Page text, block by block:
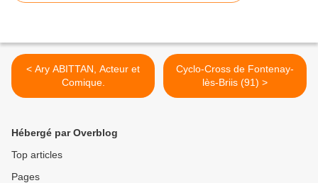
< Ary ABITTAN, Acteur et
Comique.
Cyclo-Cross de Fontenay-
lès-Briis (91) >
Hébergé par Overblog
Top articles
Pages